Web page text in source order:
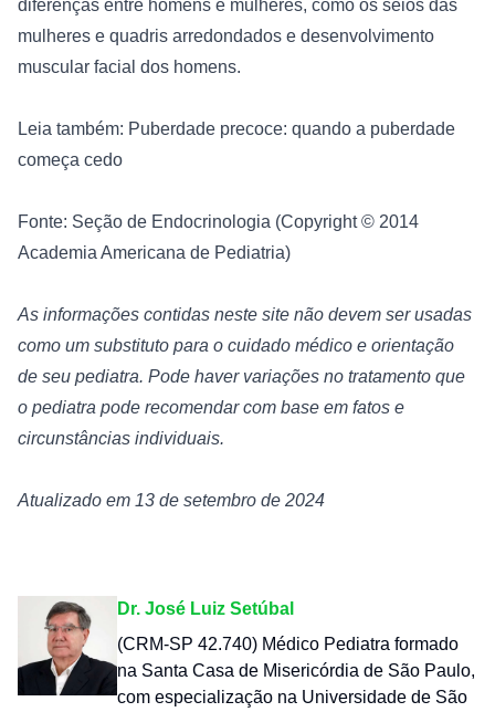
diferenças entre homens e mulheres, como os seios das
mulheres e quadris arredondados e desenvolvimento
muscular facial dos homens.
Leia também: Puberdade precoce: quando a puberdade
começa cedo
Academia Americana de Pediatria)
As informações contidas neste site não devem ser usadas
como um substituto para o cuidado médico e orientação
de seu pediatra. Pode haver variações no tratamento que
o pediatra pode recomendar com base em fatos e
circunstâncias individuais.
Atualizado em 13 de setembro de 2024
Dr. José Luiz Setúbal
(CRM-SP 42.740) Médico Pediatra formado
na Santa Casa de Misericórdia de São Paulo,
com especialização na Universidade de São